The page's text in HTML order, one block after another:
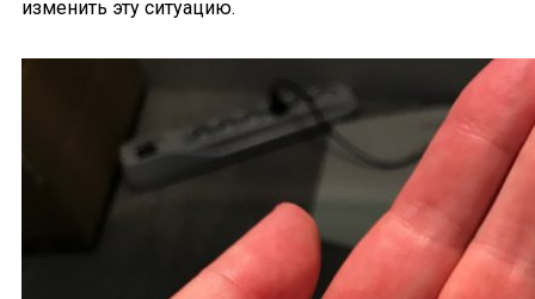
изменить эту ситуацию.